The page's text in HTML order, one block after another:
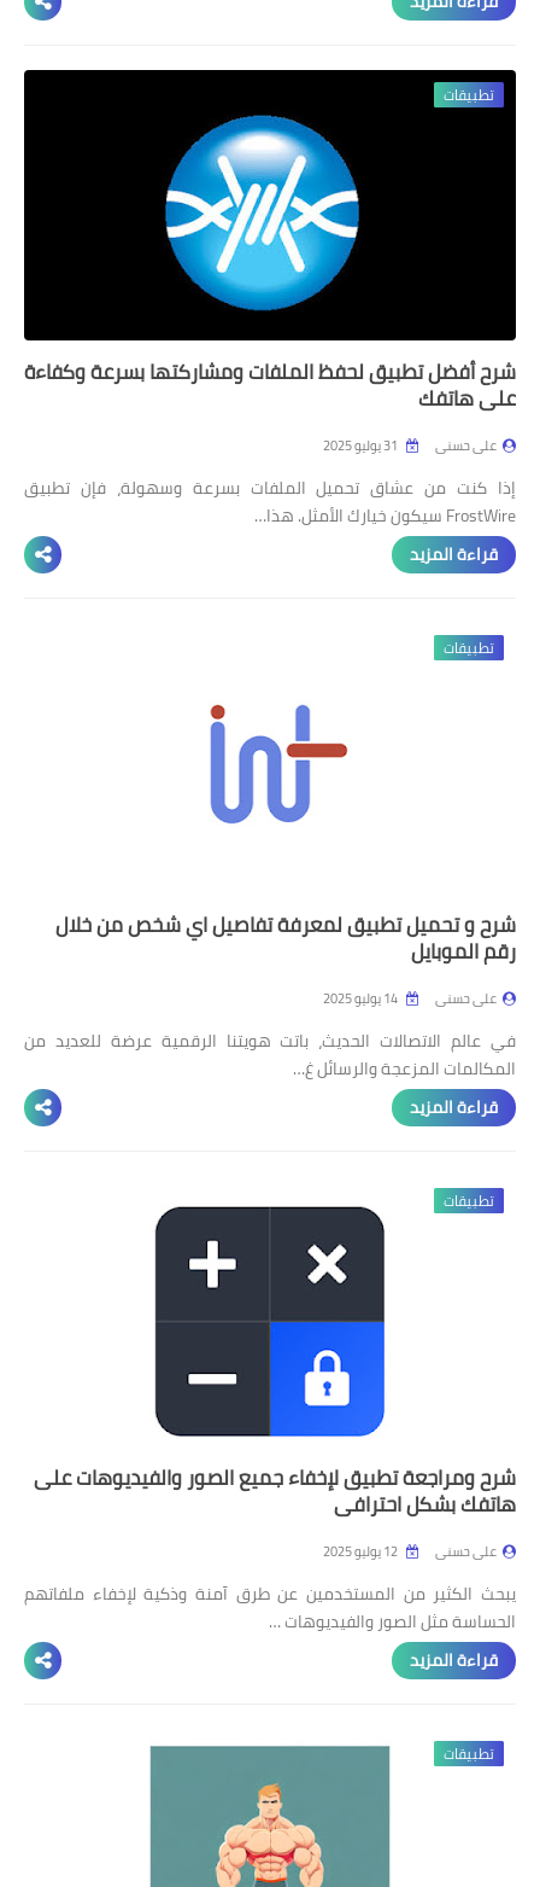
تطبيقات
شرح أفضل تطبيق لحفظ الملفات ومشاركتها بسرعة وكفاءة
على هاتفك
على حسنى
إذا كنت من عشاق تحميل الملفات بسرعة وسهولة، فإن تطبيق
FrostWire سيكون خيارك الأمثل. هذا…
قراءة المزيد
تطبيقات
شرح و تحميل تطبيق لمعرفة تفاصيل اي شخص من خلال
رقم الموبايل
على حسنى
في عالم الاتصالات الحديث، باتت هويتنا الرقمية عرضة للعديد من
المكالمات المزعجة والرسائل غ…
قراءة المزيد
تطبيقات
شرح ومراجعة تطبيق لإخفاء جميع الصور والفيديوهات على
هاتفك بشكل احترافي
على حسنى
يبحث الكثير من المستخدمين عن طرق آمنة وذكية لإخفاء ملفاتهم
الحساسة مثل الصور والفيديوهات …
قراءة المزيد
تطبيقات